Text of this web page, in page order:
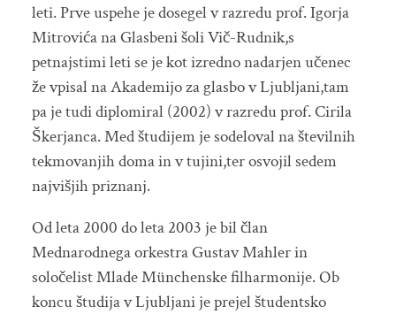
leti. Prve uspehe je dosegel v razredu prof. Igorja
Mitrovića na Glasbeni šoli Vič-Rudnik,s
petnajstimi leti se je kot izredno nadarjen učenec
že vpisal na Akademijo za glasbo v Ljubljani,tam
pa je tudi diplomiral (2002) v razredu prof. Cirila
Škerjanca. Med študijem je sodeloval na številnih
tekmovanjih doma in v tujini,ter osvojil sedem
najvišjih priznanj.
Od leta 2000 do leta 2003 je bil član
Mednarodnega orkestra Gustav Mahler in
soločelist Mlade Münchenske filharmonije. Ob
koncu študija v Ljubljani je prejel študentsko